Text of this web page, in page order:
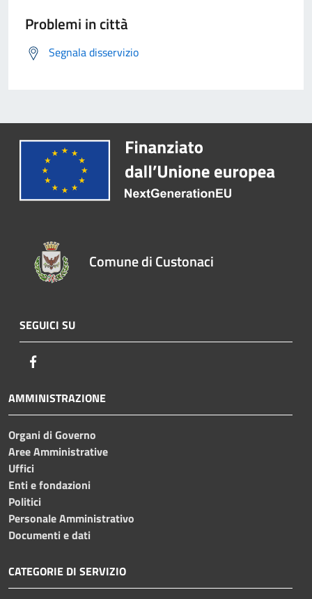
Problemi in città
Segnala disservizio
Comune di Custonaci
SEGUICI SU
AMMINISTRAZIONE
Organi di Governo
Aree Amministrative
Uffici
Enti e fondazioni
Politici
Personale Amministrativo
Documenti e dati
CATEGORIE DI SERVIZIO